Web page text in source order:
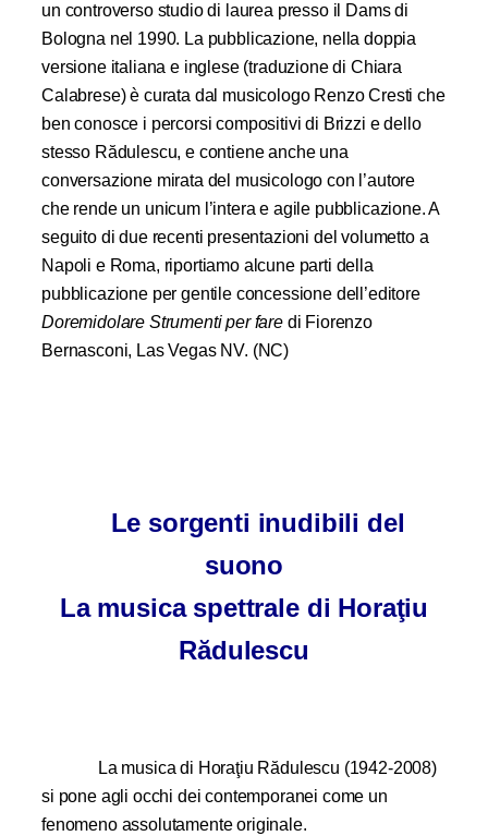
un controverso studio di laurea presso il Dams di
Bologna nel 1990. La pubblicazione, nella doppia
versione italiana e inglese (traduzione di Chiara
Calabrese) è curata dal musicologo Renzo Cresti che
ben conosce i percorsi compositivi di Brizzi e dello
stesso Rădulescu, e contiene anche una
conversazione mirata del musicologo con l’autore
che rende un unicum l’intera e agile pubblicazione. A
seguito di due recenti presentazioni del volumetto a
Napoli e Roma, riportiamo alcune parti della
pubblicazione per gentile concessione dell’editore
Doremidolare Strumenti per fare di Fiorenzo
Bernasconi, Las Vegas NV. (NC)
Le sorgenti inudibili del
suono
La musica spettrale di Horaţiu
Rădulescu
La musica di Horaţiu Rădulescu (1942-2008)
si pone agli occhi dei contemporanei come un
fenomeno assolutamente originale.